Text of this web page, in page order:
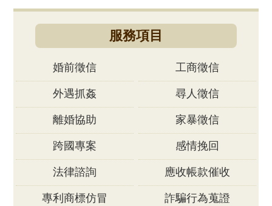
服務項目
婚前徵信 工商徵信
外遇抓姦 尋人徵信
離婚協助 家暴徵信
跨國專案 感情挽回
法律諮詢 應收帳款催收
專利商標仿冒 詐騙行為蒐證